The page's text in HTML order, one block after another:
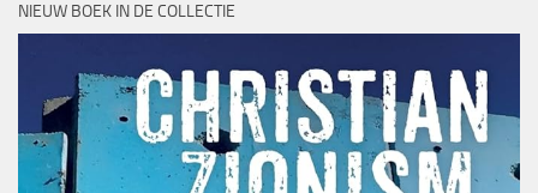
NIEUW BOEK IN DE COLLECTIE